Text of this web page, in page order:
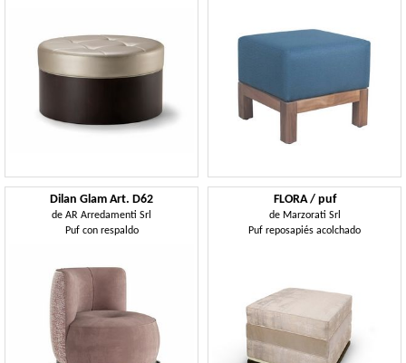
Dilan Glam Art. D62
de AR Arredamenti Srl
Puf con respaldo
FLORA / puf
de Marzorati Srl
Puf reposapiés acolchado